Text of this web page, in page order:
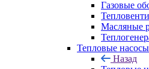
Газовые
Масляные
Тепловые насосы
Назад